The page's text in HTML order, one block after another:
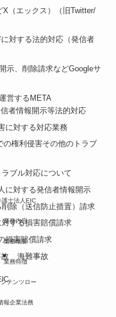
（エックス）（旧Twitter/
対する法的対応（発信者
示、削除請求などGoogleサ
営するMETA
者情報開示等法的対応
に対する対応業務
の権利侵害その他のトラブ
ブル対応について
に対する発信者情報開示
除（送信防止措置）請求
する損害賠償請求
損害賠償請求
海難事故
護士法人EIC
業務内容
業務概要
業務特徴
テンツロー
報企業法務